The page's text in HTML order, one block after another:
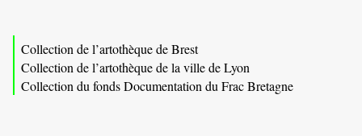
Collection de l’artothèque de Brest
Collection de l’artothèque de la ville de Lyon
Collection du fonds Documentation du Frac Bretagne